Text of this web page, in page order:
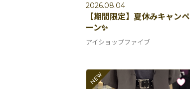
2026.08.04
【期間限定】夏休みキャンペ
ーン✨
アイショップファイブ